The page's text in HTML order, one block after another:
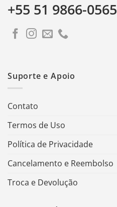
+55 51 9866-0565
Suporte e Apoio
Contato
Termos de Uso
Política de Privacidade
Cancelamento e Reembolso
Troca e Devolução